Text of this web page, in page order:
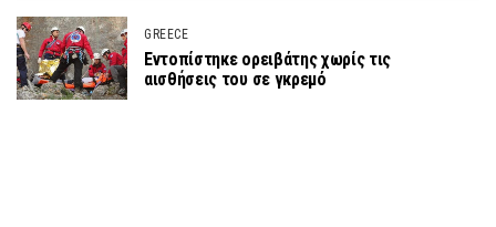
GREECE
Εντοπίστηκε ορειβάτης χωρίς τις
αισθήσεις του σε γκρεμό